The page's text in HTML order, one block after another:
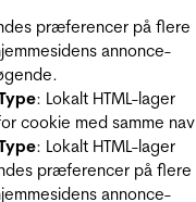
præferencer på flere
annonce-
: Lokalt HTML-lager
cookie med samme
: Lokalt HTML-lager
præferencer på flere
annonce-